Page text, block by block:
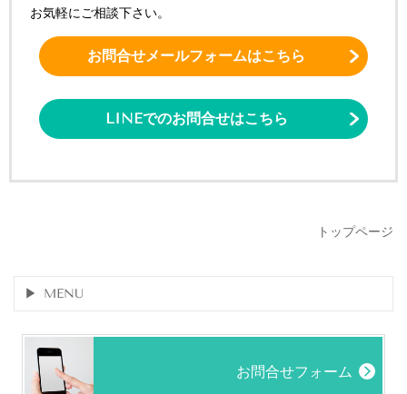
お気軽にご相談下さい。
お問合せメールフォームはこちら
LINEでのお問合せはこちら
トップページ
MENU
お問合せフォーム